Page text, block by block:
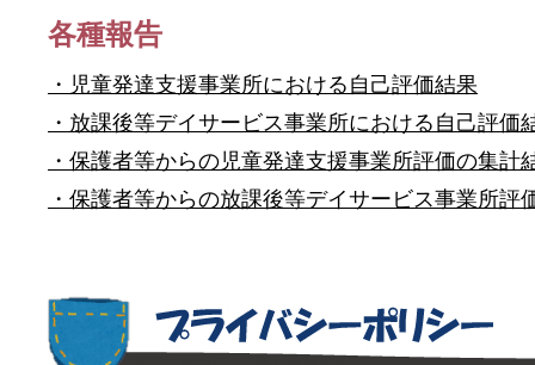
各種報告
・児童発達支援事業所における自己評価結果
・放課後等デイサービス事業所における自己評価
・保護者等からの児童発達支援事業所評価の集計
・保護者等からの放課後等デイサービス事業所評